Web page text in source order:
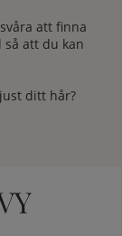
att finna
att du kan
ditt hår?